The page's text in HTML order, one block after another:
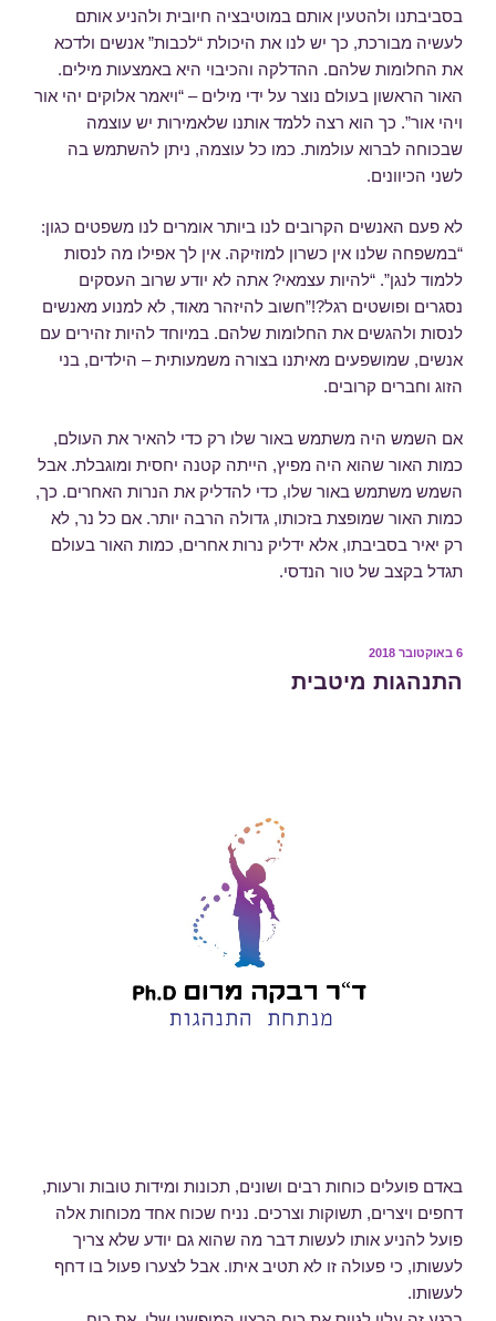
בסביבתנו ולהטעין אותם במוטיבציה חיובית ולהניע אותם
לעשיה מבורכת, כך יש לנו את היכולת “לכבות” אנשים ולדכא
את החלומות שלהם. ההדלקה והכיבוי היא באמצעות מילים.
האור הראשון בעולם נוצר על ידי מילים – “ויאמר אלוקים יהי אור
ויהי אור”. כך הוא רצה ללמד אותנו שלאמירות יש עוצמה
שבכוחה לברוא עולמות. כמו כל עוצמה, ניתן להשתמש בה
לשני הכיוונים.
לא פעם האנשים הקרובים לנו ביותר אומרים לנו משפטים כגון:
“במשפחה שלנו אין כשרון למוזיקה. אין לך אפילו מה לנסות
ללמוד לנגן”. “להיות עצמאי? אתה לא יודע שרוב העסקים
נסגרים ופושטים רגל?!”חשוב להיזהר מאוד, לא למנוע מאנשים
לנסות ולהגשים את החלומות שלהם. במיוחד להיות זהירים עם
אנשים, שמושפעים מאיתנו בצורה משמעותית – הילדים, בני
הזוג וחברים קרובים.
אם השמש היה משתמש באור שלו רק כדי להאיר את העולם,
כמות האור שהוא היה מפיץ, הייתה קטנה יחסית ומוגבלת. אבל
השמש משתמש באור שלו, כדי להדליק את הנרות האחרים. כך,
כמות האור שמופצת בזכותו, גדולה הרבה יותר. אם כל נר, לא
רק יאיר בסביבתו, אלא ידליק נרות אחרים, כמות האור בעולם
תגדל בקצב של טור הנדסי.
פורסם
6 באוקטובר 2018
התנהגות מיטבית
באדם פועלים כוחות רבים ושונים, תכונות ומידות טובות ורעות,
דחפים ויצרים, תשוקות וצרכים. נניח שכוח אחד מכוחות אלה
פועל להניע אותו לעשות דבר מה שהוא גם יודע שלא צריך
לעשותו, כי פעולה זו לא תטיב איתו. אבל לצערו פעול בו דחף
לעשותו.